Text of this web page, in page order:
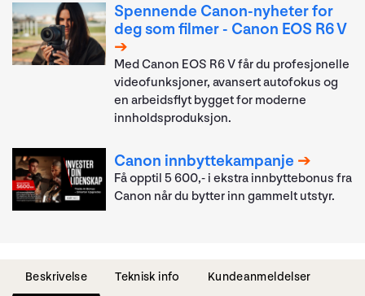
Spennende Canon-nyheter for
deg som filmer - Canon EOS R6 V
Med Canon EOS R6 V får du profesjonelle
videofunksjoner, avansert autofokus og
en arbeidsflyt bygget for moderne
innholdsproduksjon.
Canon innbyttekampanje
Få opptil 5 600,- i ekstra innbyttebonus fra
Canon når du bytter inn gammelt utstyr.
Beskrivelse Teknisk info Kundeanmeldelser